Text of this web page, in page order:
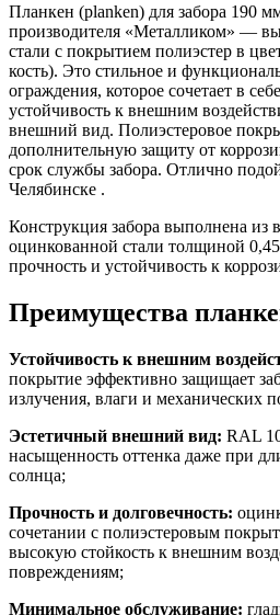
Планкен (planken) для забора 190
производителя «Металликом» —
стали с покрытием полиэстер в
кость). Это стильное и
ограждения, которое сочетает в
устойчивость к внешним
внешний вид. Полиэстеровое
дополнительную защиту от
срок службы забора. Отлично
Челябинске .
Конструкция забора выполнена из
оцинкованной стали толщиной
прочность и устойчивость к
Преимущества
Устойчивость к внешним
покрытие эффективно защищает
излучения, влаги и механических
Эстетичный внешний вид: RAL
насыщенность оттенка даже при
солнца;
Прочность и долговечность:
сочетании с полиэстеровым
высокую стойкость к внешним
повреждениям;
Минимальное обслуживание: